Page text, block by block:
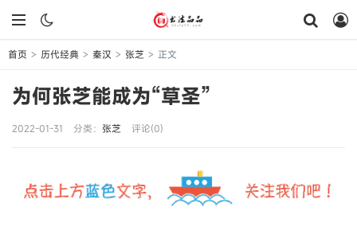
首页 > 历代经典 > 秦汉 > 张芝 > 正文
为何张芝能成为“草圣”
2022-01-31 分类： 张芝 评论(0)